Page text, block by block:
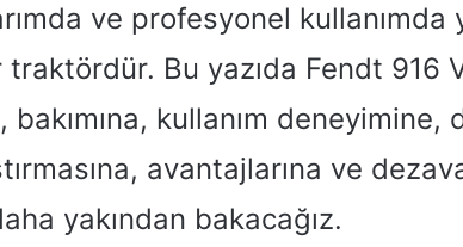
ve profesyonel kullanımda
Bu yazıda Fendt 916
kullanım deneyimine,
avantajlarına ve
yakından bakacağız.